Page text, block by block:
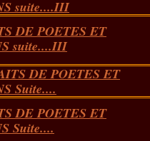
DE POETES ET
suite....III
DE POETES ET
Suite....